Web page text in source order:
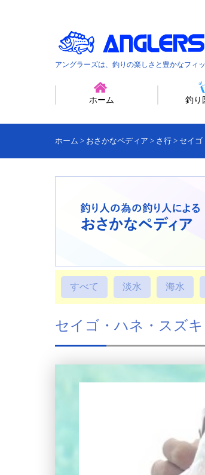
アングラーズは、釣りの楽しさと豊かなフィ
ホーム 釣り
ホーム > おさかなペディア > さ行 > セイゴ
すべて 淡水 海水
セイゴ・ハネ・スズキ